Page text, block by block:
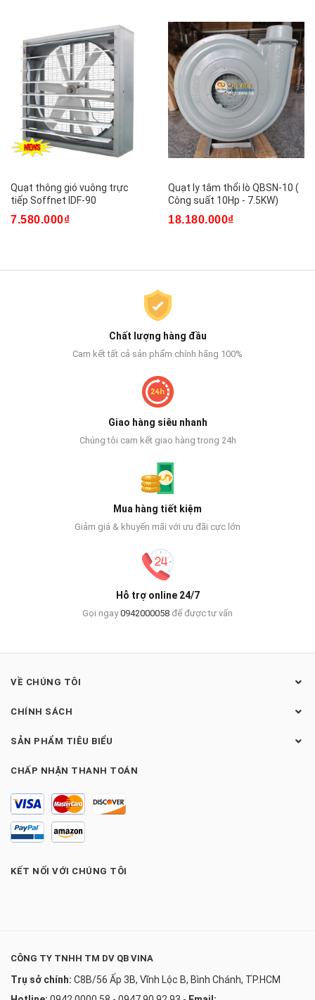
Quạt thông gió vuông trực
tiếp Soffnet IDF-90
7.580.000₫
Quạt ly tâm thổi lò QBSN-10 (
Công suất 10Hp - 7.5KW)
18.180.000₫
Chất lượng hàng đầu
Cam kết tất cả sản phẩm chính hãng 100%
Giao hàng siêu nhanh
Chúng tôi cam kết giao hàng trong 24h
Mua hàng tiết kiệm
Giảm giá & khuyến mãi với ưu đãi cực lớn
Hỗ trợ online 24/7
Gọi ngay0942000058 để được tư vấn
VỀ CHÚNG TÔI
CHÍNH SÁCH
SẢN PHẨM TIÊU BIỂU
CHẤP NHẬN THANH TOÁN
KẾT NỐI VỚI CHÚNG TÔI
CÔNG TY TNHH TM DV QB VINA
Trụ sở chính: C8B/56 Ấp 3B, Vĩnh Lộc B, Bình Chánh, TP.HCM